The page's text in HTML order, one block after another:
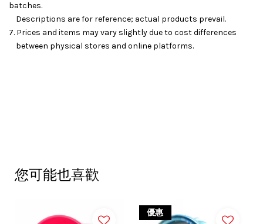
batches.
Descriptions are for reference; actual products prevail.
7. Prices and items may vary slightly due to cost differences
between physical stores and online platforms.
您可能也喜歡
優惠